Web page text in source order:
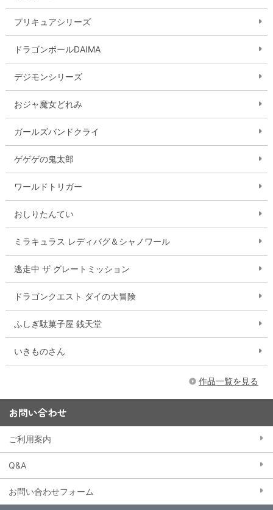
プリキュアシリーズ
ドラゴンボールDAIMA
デジモンシリーズ
おジャ魔女どれみ
ガールズバンドクライ
ゲゲゲの鬼太郎
ワールドトリガー
おしりたんてい
ミラキュラス レディバグ＆シャノワール
逃走中 ザ グレートミッション
ドラゴンクエスト ダイの大冒険
ふしぎ駄菓子屋 銭天堂
いきものさん
作品一覧を見る
お問い合わせ
ご利用案内
Q&A
お問い合わせフォーム